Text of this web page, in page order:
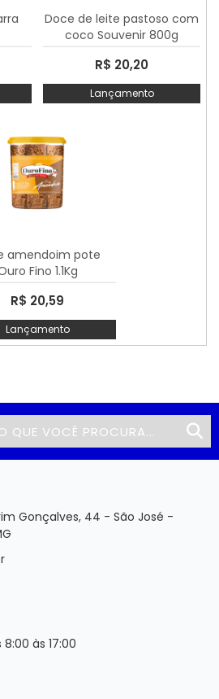
Doce de leite pastoso com
coco Souvenir 800g
R$ 20,20
Lançamento
amendoim pote
Fino 1.1Kg
R$ 20,59
Lançamento
Gonçalves, 44 - São José -
às 17:00